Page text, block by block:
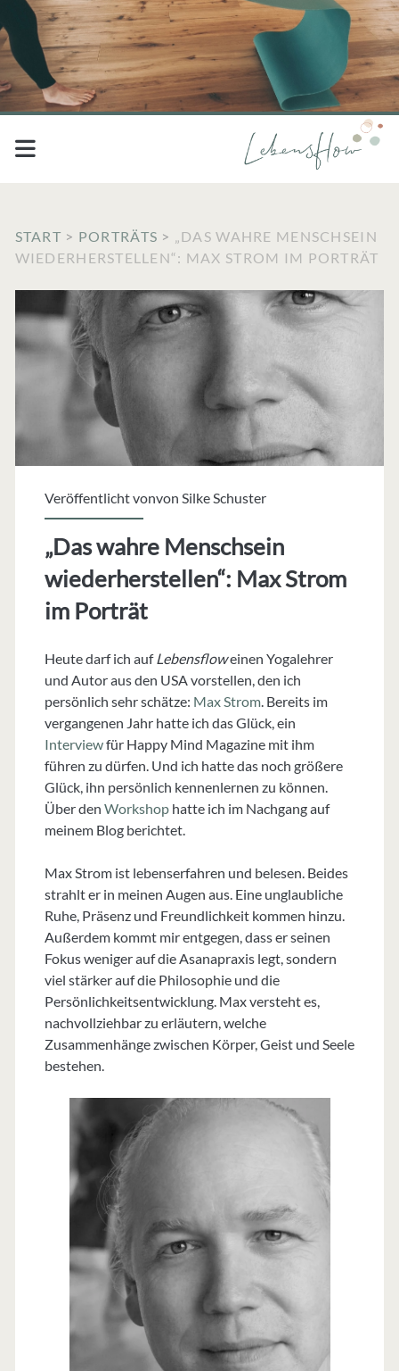
START > PORTRÄTS > „DAS WAHRE MENSCHSEIN
WIEDERHERSTELLEN“: MAX STROM IM PORTRÄT
Veröffentlicht vonvon Silke Schuster
„Das wahre Menschsein
wiederherstellen“: Max Strom
im Porträt
Heute darf ich aufLebensfloweinen Yogalehrer
und Autor aus den USA vorstellen, den ich
persönlich sehr schätze: Max Strom. Bereits im
vergangenen Jahr hatte ich das Glück, ein
Interviewfür Happy Mind Magazine mit ihm
führen zu dürfen. Und ich hatte das noch größere
Glück, ihn persönlich kennenlernen zu können.
Über den Workshophatte ich im Nachgang auf
meinem Blog berichtet.
Max Strom ist lebenserfahren und belesen. Beides
strahlt er in meinen Augen aus. Eine unglaubliche
Ruhe, Präsenz und Freundlichkeit kommen hinzu.
Außerdem kommt mir entgegen, dass er seinen
Fokus weniger auf die Asanapraxis legt, sondern
viel stärker auf die Philosophie und die
Persönlichkeitsentwicklung. Max versteht es,
nachvollziehbar zu erläutern, welche
Zusammenhänge zwischen Körper, Geist und Seele
bestehen.